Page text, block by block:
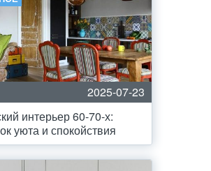
2025-07-23
интерьер 60-70-х:
уюта и спокойствия